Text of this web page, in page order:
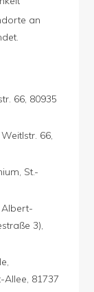
an
66, 80935
66,
St.-
Albert-
3),
81737